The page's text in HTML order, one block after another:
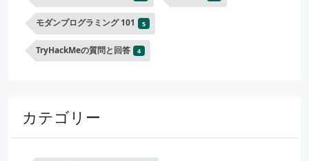
モダンプログラミング 101 5
TryHackMeの質問と回答 4
カテゴリー